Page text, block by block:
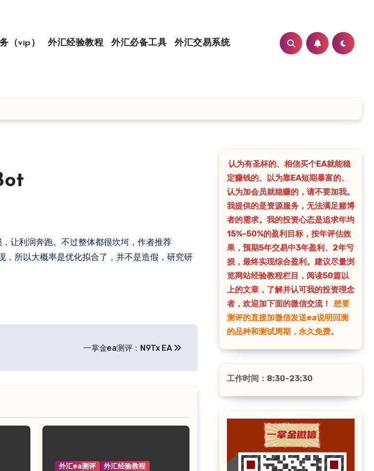
（vip） 外汇经验教程 外汇必备工具 外汇交易系统
所以大概率是优化拟合了，并不是造假，研究研
一掌金ea测评：N9Tx EA
外汇ea测评 外汇经验教程
认为有圣杯的、相信买个EA就能稳
定赚钱的、以为靠EA短期暴富的、
认为加会员就稳赚的，请不要加我。
我提供的是资源服务，无法满足赌博
者的需求。我的投资心态是追求年均
15%-50%的盈利目标，按年评估效
果，预期5年交易中3年盈利、2年亏
损，最终实现综合盈利。建议尽量浏
览网站经验教程栏目，阅读50篇以
上的文章，了解并认可我的投资理念
者，欢迎加下面的微信交流！
想要
测评的直接加微信发送ea说明回测
的品种和测试周期，永久免费。
工作时间：8:30-23:30